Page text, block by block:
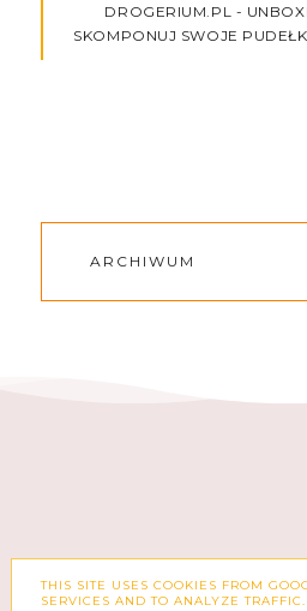
DROGERIUM.PL -
SKOMPONUJ SWOJE
ARCHIWUM
FACEBOOK
THIS SITE USES COOKIES FROM
SERVICES AND TO ANALYZE